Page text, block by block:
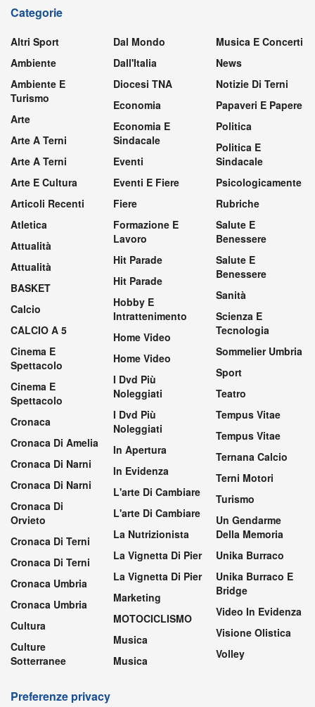
Categorie
Altri Sport
Ambiente
Ambiente E
Turismo
Arte
Arte A Terni
Arte A Terni
Arte E Cultura
Articoli Recenti
Atletica
Attualità
Attualità
BASKET
Calcio
CALCIO A 5
Cinema E
Spettacolo
Cinema E
Spettacolo
Cronaca
Cronaca Di Amelia
Cronaca Di Narni
Cronaca Di Narni
Cronaca Di
Orvieto
Cronaca Di Terni
Cronaca Di Terni
Cronaca Umbria
Cronaca Umbria
Cultura
Culture
Sotterranee
Dal Mondo
Dall'Italia
Diocesi TNA
Economia
Economia E
Sindacale
Eventi
Eventi E Fiere
Fiere
Formazione E
Lavoro
Hit Parade
Hit Parade
Hobby E
Intrattenimento
Home Video
Home Video
I Dvd Più
Noleggiati
I Dvd Più
Noleggiati
In Apertura
In Evidenza
L'arte Di Cambiare
L'arte Di Cambiare
La Nutrizionista
La Vignetta Di Pier
La Vignetta Di Pier
Marketing
MOTOCICLISMO
Musica
Musica
Musica E Concerti
News
Notizie Di Terni
Papaveri E Papere
Politica
Politica E
Sindacale
Psicologicamente
Rubriche
Salute E
Benessere
Salute E
Benessere
Sanità
Scienza E
Tecnologia
Sommelier Umbria
Sport
Teatro
Tempus Vitae
Tempus Vitae
Ternana Calcio
Terni Motori
Turismo
Un Gendarme
Della Memoria
Unika Burraco
Unika Burraco E
Bridge
Video In Evidenza
Visione Olistica
Volley
Preferenze privacy